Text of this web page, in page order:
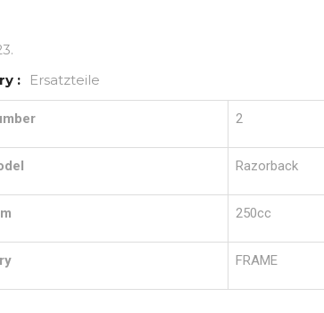
.
:
Ersatzteile
2
Razorback
250cc
FRAME